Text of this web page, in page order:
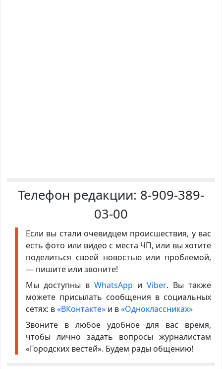
Телефон редакции: 8-909-389-
03-00
Если вы стали очевидцем происшествия, у вас
есть фото или видео с места ЧП, или вы хотите
поделиться своей новостью или проблемой,
— пишите или звоните!
Мы доступны в WhatsApp иViber. Вы также
можете присылать сообщения в социальных
сетях: в«ВКонтакте»и в«Одноклассниках»
Звоните в любое удобное для вас время,
чтобы лично задать вопросы журналистам
«Городских вестей». Будем рады общению!